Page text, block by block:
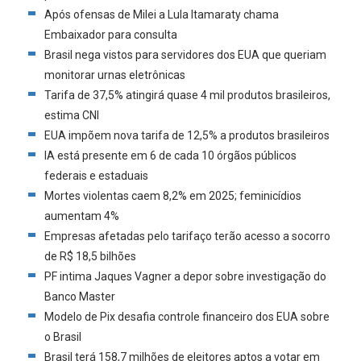
Após ofensas de Milei a Lula Itamaraty chama
Embaixador para consulta
Brasil nega vistos para servidores dos EUA que queriam
monitorar urnas eletrônicas
Tarifa de 37,5% atingirá quase 4 mil produtos brasileiros,
estima CNI
EUA impõem nova tarifa de 12,5% a produtos brasileiros
IA está presente em 6 de cada 10 órgãos públicos
federais e estaduais
Mortes violentas caem 8,2% em 2025; feminicídios
aumentam 4%
Empresas afetadas pelo tarifaço terão acesso a socorro
de R$ 18,5 bilhões
PF intima Jaques Vagner a depor sobre investigação do
Banco Master
Modelo de Pix desafia controle financeiro dos EUA sobre
o Brasil
Brasil terá 158,7 milhões de eleitores aptos a votar em